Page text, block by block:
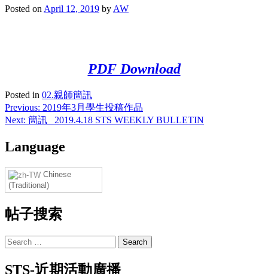
Posted on April 12, 2019 by AW
PDF Download
Posted in 02.親師簡訊
Post
navigation
Previous: 2019年3月學生投稿作品
Next: 簡訊_ 2019.4.18 STS WEEKLY BULLETIN
Language
Chinese
(Traditional)
帖子搜索
Search
for:
STS-近期活動廣播